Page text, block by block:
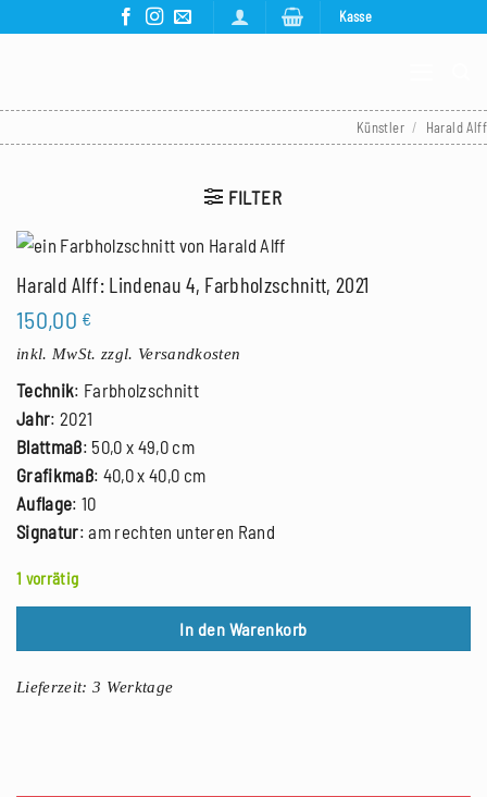
Kasse
Künstler / Harald Alff
FILTER
Harald Alff: Lindenau 4, Farbholzschnitt, 2021
150,00 €
inkl. MwSt. zzgl. Versandkosten
Technik: Farbholzschnitt
Jahr: 2021
Blattmaß: 50,0 x 49,0 cm
Grafikmaß: 40,0 x 40,0 cm
Auflage: 10
Signatur: am rechten unteren Rand
1 vorrätig
In den Warenkorb
Lieferzeit:3 Werktage